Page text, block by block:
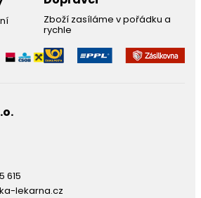
Zboží zasíláme v pořádku a
rychle
615
lekarna.cz